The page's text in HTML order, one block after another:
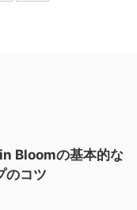
Bloomの基本的な
のコツ